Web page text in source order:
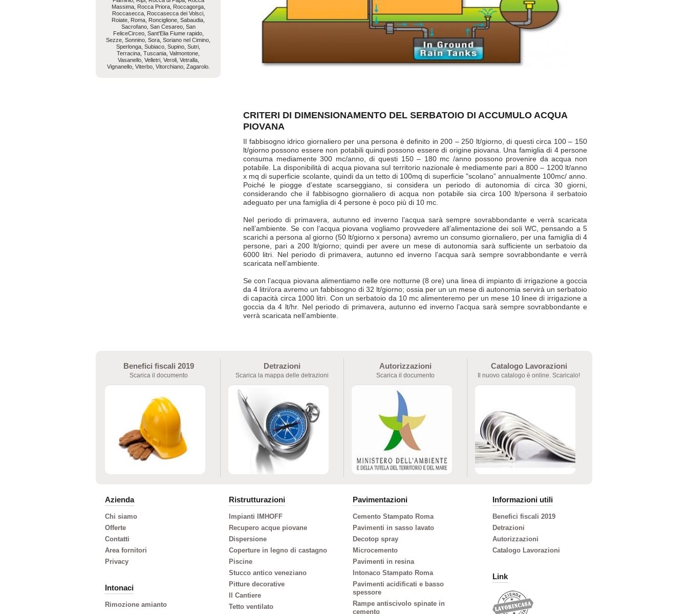
Massima, Rocca Priora, Roccagorga,
Roccasecca, Roccasecca dei Volsci,
Roiate, Roma, Ronciglione, Sabaudia,
Sacrofano, San Cesareo, San
FeliceCirceo, Sant'Elia Fiume rapido,
Sezze, Sonnino, Sora, Soriano nel Cimino,
Sperlonga, Subiaco, Supino, Sutri,
Terracina, Tuscania, Valmontone,
Vasanello, Velletri, Veroli, Vetralla,
Vignanello, Viterbo, Vitorchiano, Zagarolo.
CRITERI DI DIMENSIONAMENTO DEL SERBATOIO DI ACCUMULO ACQUA
PIOVANA
Il fabbisogno idrico giornaliero per una persona è definito in 200 – 250 lt/giorno, di questi circa 100 – 150
lt/giorno possono essere non potabili quindi possono essere di origine piovana. Una famiglia di 4 persone
consuma mediamente 300 mc/anno, di questi 150 – 180 mc /anno possono provenire da acqua non
potabile. La disponibilità di acqua piovana sul territorio nazionale è mediamente pari a 800 – 1200 lt/anno
x mq di superficie scolante, quindi da un tetto di 100mq di superficie "scolano” annualmente 100mc/ anno.
Poiché le piogge d’estate scarseggiano, si considera un periodo di autonomia di circa 30 giorni,
considerando che il fabbisogno giornaliero di acqua non potabile sia circa 100 lt/persona il serbatoio
adeguato per una famiglia di 4 persone è poco più di 10 mc.
Nel periodo di primavera, autunno ed inverno l’acqua sarà sempre sovrabbondante e verrà scaricata
nell’ambiente. Se con l’acqua piovana vogliamo provvedere all’alimentazione dei soli WC, pensando a 5
scarichi a persona al giorno (50 lt/giorno x persona) avremo un consumo giornaliero, per una famiglia di 4
persone, pari a 200 lt/giorno; quindi per avere un mese di autonomia sarà sufficiente un serbatoio da
6000 litri. Nel periodo di primavera, autunno ed inverno l’acqua sarà sempre sovrabbondante e verrà
scaricata nell’ambiente.
Se con l’acqua piovana alimentiamo nelle ore notturne (8 ore) una linea di impianto di irrigazione a goccia
da 4 litri/ora avremo un fabbisogno di 32 lt/giorno; ossia per un un mese di autonomia servirà un serbatoio
di capacità circa 1000 litri. Con un serbatoio da 10 mc alimenteremo per un mese 10 linee di irrigazione a
goccia da 4 lt/hr. Nel periodo di primavera, autunno ed inverno l’acqua sarà sempre sovrabbondante e
verrà scaricata nell’ambiente.
Benefici fiscali 2019
Scarica il documento
Detrazioni
Scarica la mappa delle detrazioni
Autorizzazioni
Scarica il documento
Catalogo Lavorazioni
Il nuovo catalogo è online. Scaricalo!
Azienda
Chi siamo
Offerte
Contatti
Area fornitori
Privacy
Intonaci
Rimozione amianto
Ristrutturazioni
Impianti IMHOFF
Recupero acque piovane
Dispersione
Coperture in legno di castagno
Piscine
Stucco antico veneziano
Pitture decorative
Il Cantiere
Tetto ventilato
Pavimentazioni
Cemento Stampato Roma
Pavimenti in sasso lavato
Decotop spray
Microcemento
Pavimenti in resina
Intonaco Stampato Roma
Pavimenti acidificati e basso
spessore
Rampe antiscivolo spinate in
cemento
Informazioni utili
Benefici fiscali 2019
Detrazioni
Autorizzazioni
Catalogo Lavorazioni
Link